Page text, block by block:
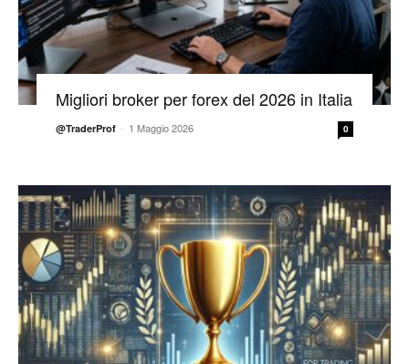
Migliori broker per forex del 2026 in Italia
@TraderProf - 1 Maggio 2026 0